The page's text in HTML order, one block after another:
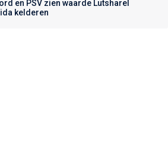
en PSV zien waarde Lutsharel
kelderen